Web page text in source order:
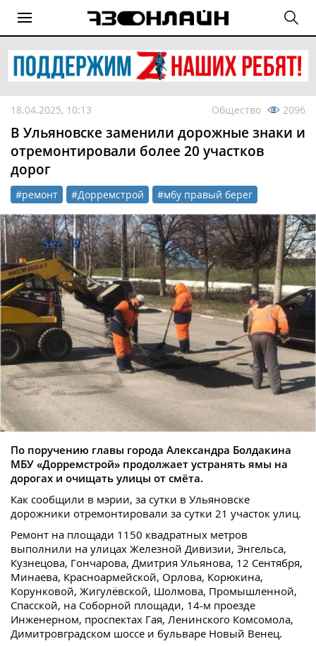
18.04.2025, 10:13 Общество 2096
В Ульяновске заменили дорожные знаки и
отремонтировали более 20 участков
дорог
#ремонт #Дорремстрой #мбу правый берег
По поручению главы города Александра Болдакина
МБУ «Дорремстрой» продолжает устранять ямы на
дорогах и очищать улицы от смёта.
Как сообщили в мэрии, за сутки в Ульяновске
дорожники отремонтировали за сутки 21 участок улиц.
Ремонт на площади 1150 квадратных метров
выполнили на улицах Железной Дивизии, Энгельса,
Кузнецова, Гончарова, Дмитрия Ульянова, 12 Сентября,
Минаева, Красноармейской, Орлова, Корюкина,
Корунковой, Жигулёвской, Шолмова, Промышленной,
Спасской, на Соборной площади, 14-м проезде
Инженерном, проспектах Гая, Ленинского Комсомола,
Димитровградском шоссе и бульваре Новый Венец.